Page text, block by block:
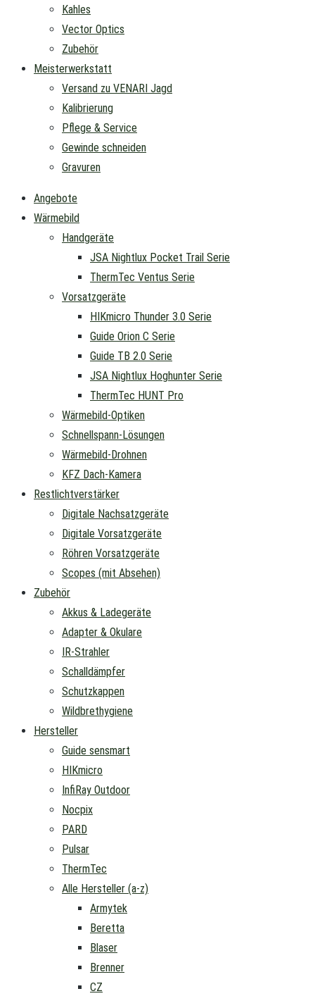
Kahles
Vector Optics
Zubehör
Meisterwerkstatt
Versand zu VENARI Jagd
Kalibrierung
Pflege & Service
Gewinde schneiden
Gravuren
Angebote
Wärmebild
Handgeräte
JSA Nightlux Pocket Trail Serie
ThermTec Ventus Serie
Vorsatzgeräte
HIKmicro Thunder 3.0 Serie
Guide Orion C Serie
Guide TB 2.0 Serie
JSA Nightlux Hoghunter Serie
ThermTec HUNT Pro
Wärmebild-Optiken
Schnellspann-Lösungen
Wärmebild-Drohnen
KFZ Dach-Kamera
Restlichtverstärker
Digitale Nachsatzgeräte
Digitale Vorsatzgeräte
Röhren Vorsatzgeräte
Scopes (mit Absehen)
Zubehör
Akkus & Ladegeräte
Adapter & Okulare
IR-Strahler
Schalldämpfer
Schutzkappen
Wildbrethygiene
Hersteller
Guide sensmart
HIKmicro
InfiRay Outdoor
Nocpix
PARD
Pulsar
ThermTec
Alle Hersteller (a-z)
Armytek
Beretta
Blaser
Brenner
CZ